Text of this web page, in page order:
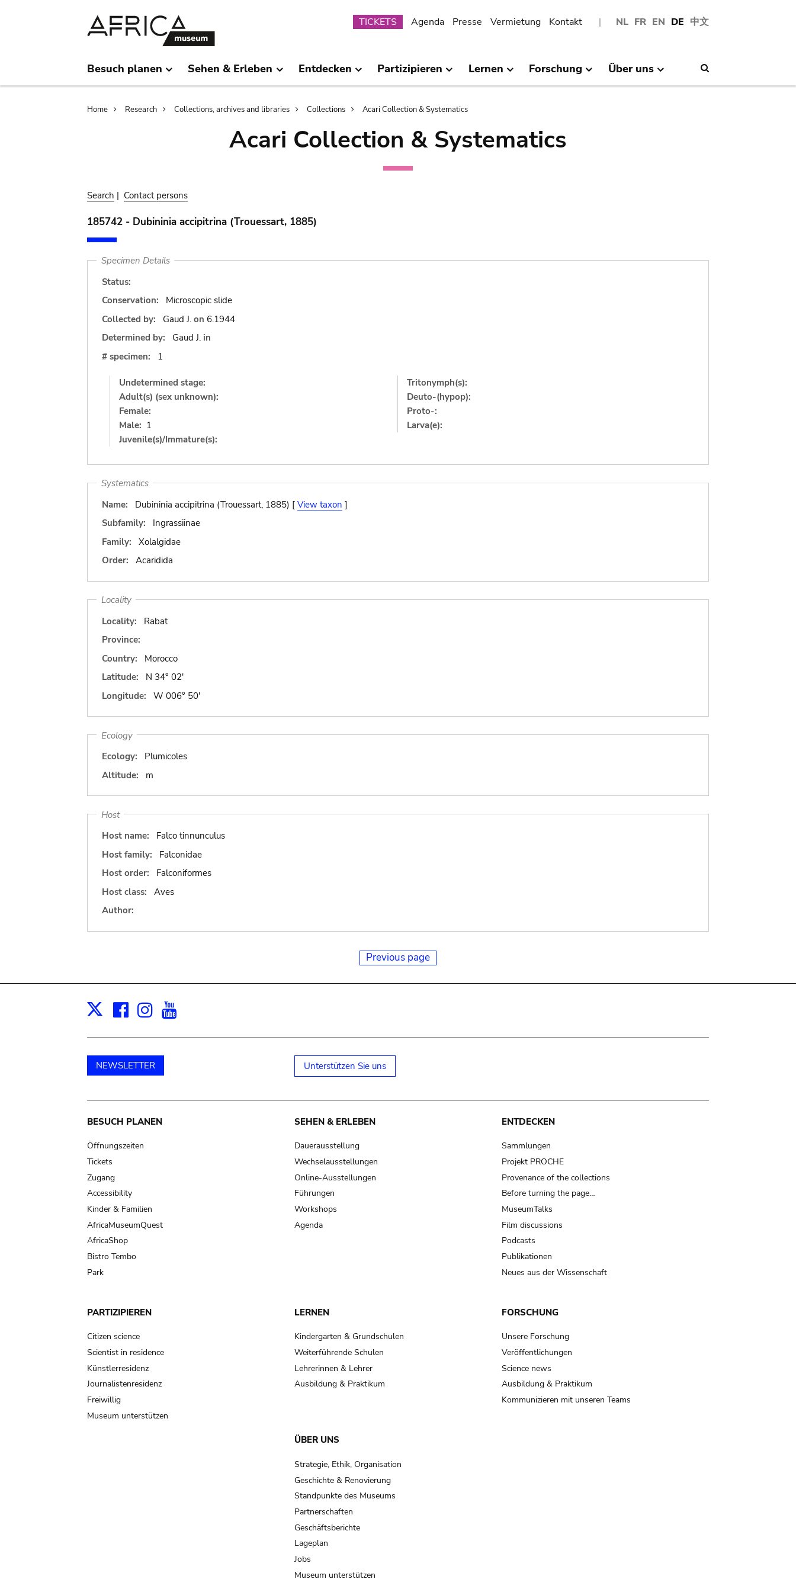
NL FR EN DE 中文
Submenu
TICKETS Agenda Presse Vermietung Kontakt
Besuch planen Sehen & Erleben Entdecken Partizipieren Lernen Forschung Über uns
Breadcrumb
Home Research Collections, archives and libraries Collections Acari Collection & Systematics
Acari Collection & Systematics
Search | Contact persons
185742 - Dubininia accipitrina (Trouessart, 1885)
Specimen Details
Status:
Conservation:
Microscopic slide
Collected by:
Gaud J. on 6.1944
Determined by:
Gaud J. in
# specimen:
1
Undetermined stage:
Adult(s) (sex unknown):
Female:
Male: 1
Juvenile(s)/Immature(s):
Tritonymph(s):
Deuto-(hypop):
Proto-:
Larva(e):
Systematics
Name:
Dubininia accipitrina (Trouessart, 1885) [ View taxon ]
Subfamily:
Ingrassiinae
Family:
Xolalgidae
Order:
Acaridida
Locality
Locality:
Rabat
Province:
Country:
Morocco
Latitude:
N 34° 02'
Longitude:
W 006° 50'
Ecology
Ecology:
Plumicoles
Altitude:
m
Host
Host name:
Falco tinnunculus
Host family:
Falconidae
Host order:
Falconiformes
Host class:
Aves
Author:
Previous page
X Facebook
Instagram
NEWSLETTER Unterstützen Sie uns
Main
navigation
BESUCH PLANEN
Öffnungszeiten
Tickets
Zugang
Accessibility
Kinder & Familien
AfricaMuseumQuest
AfricaShop
Bistro Tembo
Park
SEHEN & ERLEBEN
Dauerausstellung
Wechselausstellungen
Online-Ausstellungen
Führungen
Workshops
Agenda
ENTDECKEN
Sammlungen
Projekt PROCHE
Provenance of the collections
Before turning the page…
MuseumTalks
Film discussions
Podcasts
Publikationen
Neues aus der Wissenschaft
PARTIZIPIEREN
Citizen science
Scientist in residence
Künstlerresidenz
Journalistenresidenz
Freiwillig
Museum unterstützen
LERNEN
Kindergarten & Grundschulen
Weiterführende Schulen
Lehrerinnen & Lehrer
Ausbildung & Praktikum
FORSCHUNG
Unsere Forschung
Veröffentlichungen
Science news
Ausbildung & Praktikum
Kommunizieren mit unseren Teams
ÜBER UNS
Strategie, Ethik, Organisation
Geschichte & Renovierung
Standpunkte des Museums
Partnerschaften
Geschäftsberichte
Lageplan
Jobs
Museum unterstützen